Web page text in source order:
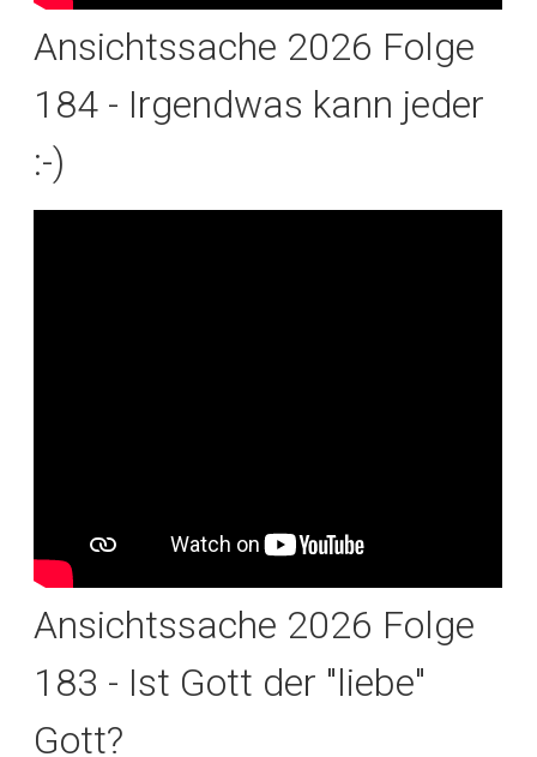
Ansichtssache 2026 Folge
184 - Irgendwas kann jeder
:-)
Ansichtssache 2026 Folge
183 - Ist Gott der "liebe"
Gott?